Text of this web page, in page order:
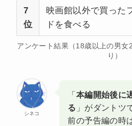
7
位
映画館以外で買った
ドを食べる
アンケート結果（18歳以上の男女
り）
シネコ
「本編開始後に
る 」がダントツ
前の予告編の時